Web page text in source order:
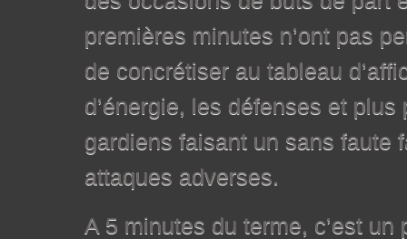
premières minutes n’ont pas
de concrétiser au tableau
d’énergie, les défenses et
gardiens faisant un sans faute
attaques adverses.
A 5 minutes du terme, c’est